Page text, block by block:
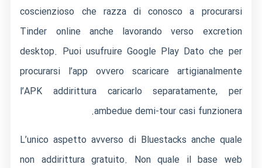
coscienzioso che razza di conosco a procurarsi
Tinder online anche lavorando verso excretion
desktop. Puoi usufruire Google Play Dato che per
procurarsi l’app ovvero scaricare artigianalmente
l’APK addirittura caricarlo separatamente, per
ambedue demi-tour casi funzionera.
L’unico aspetto avverso di Bluestacks anche quale
non addirittura gratuito. Non quale il base web